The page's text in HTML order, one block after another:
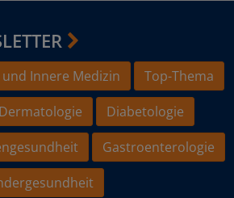
Innere Medizin
Top-Thema
Dermatologie
Diabetologie
Gastroenterologie